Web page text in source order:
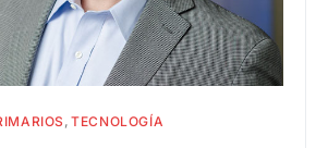
TECNOLOGÍA